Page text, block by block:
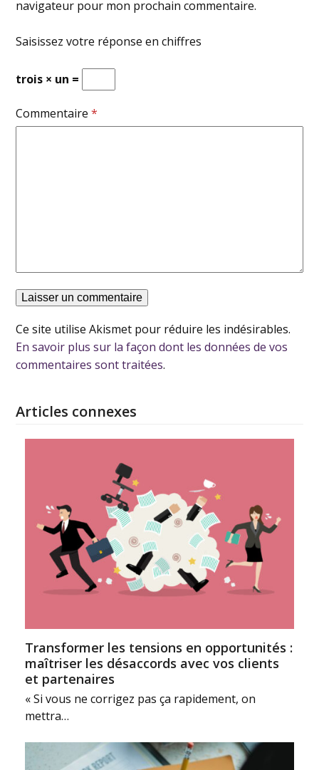
navigateur pour mon prochain commentaire.
Saisissez votre réponse en chiffres
trois × un =
Commentaire*
Ce site utilise Akismet pour réduire les indésirables.
En savoir plus sur la façon dont les données de vos
commentaires sont traitées.
Articles connexes
Transformer les tensions en opportunités :
maîtriser les désaccords avec vos clients
et partenaires
« Si vous ne corrigez pas ça rapidement, on
mettra…